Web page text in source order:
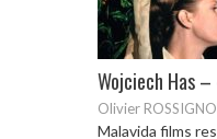
Wojciech Has
Olivier
Malavida films